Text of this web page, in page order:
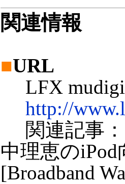
関連情報
■URL
LFX mudigi
http://
関連記事：
中理恵の
[Broadband